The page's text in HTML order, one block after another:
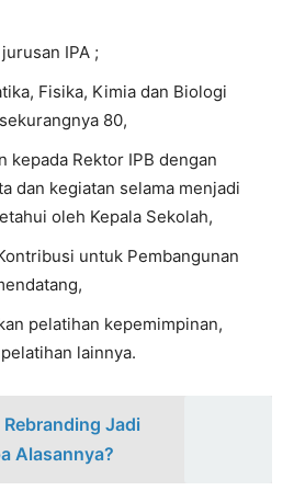
IPA ;
Fisika, Kimia dan Biologi
80,
kepada Rektor IPB dengan
dan kegiatan selama menjadi
oleh Kepala Sekolah,
untuk Pembangunan
pelatihan kepemimpinan,
lainnya.
Rebranding Jadi
Alasannya?